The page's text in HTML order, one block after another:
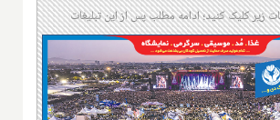
زیر کلیک کنید؛ ادامه مطلب پس از این تبلیغات